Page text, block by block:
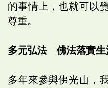
的事情上，也就可以
尊重。
多元弘法 佛法落實生
多年來參與佛光山，